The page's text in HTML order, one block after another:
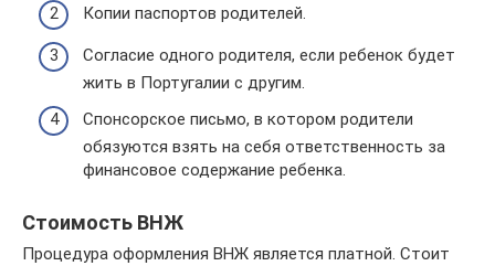
Копии паспортов родителей.
Согласие одного родителя, если ребенок будет
жить в Португалии с другим.
Спонсорское письмо, в котором родители
обязуются взять на себя ответственность за
финансовое содержание ребенка.
Стоимость ВНЖ
Процедура оформления ВНЖ является платной. Стоит